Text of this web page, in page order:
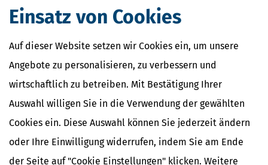
Einsatz von Cookies
Auf dieser Website setzen wir Cookies ein, um unsere
Angebote zu personalisieren, zu verbessern und
wirtschaftlich zu betreiben. Mit Bestätigung Ihrer
Auswahl willigen Sie in die Verwendung der gewählten
Cookies ein. Diese Auswahl können Sie jederzeit ändern
oder Ihre Einwilligung widerrufen, indem Sie am Ende
der Seite auf "Cookie Einstellungen" klicken. Weitere
Für die späte Inanspruchnahme der Elternzeit zwischen dem dritten
und achten Geburtstag der Kinder gelten besondere
restlichen Elternzeit spätestens13 Wochenvor deren Beginn
anmelden.
Um Arbeitgebern die Möglichkeit zu nehmen, Eltern während dieser
Anmeldefrist zu kündigen, beträgt der Kündigungsschutz bei
Inanspruchnahme der späten Elternzeit14 Wochen.
Kündigungsschutzes ist es sinnvoll, die späte Elternzeit
genau 14 Wochen vor deren geplanten Beginn anzumelden